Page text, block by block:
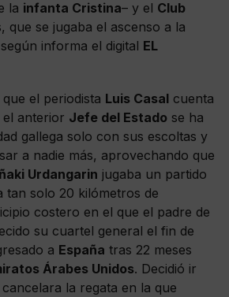
la infanta Cristina– y el Club
que se jugaba el ascenso a la
informa el digital EL
el periodista Luis Casal cuenta
el anterior Jefe del Estado se ha
gallega solo con sus escoltas y
a nadie más, aprovechando que
Urdangarin jugaba un partido
tan solo 20 kilómetros de
costero en el que el padre de
su cuartel general el fin de
a España tras 22 meses
Árabes Unidos. Decidió ir
la regata en la que